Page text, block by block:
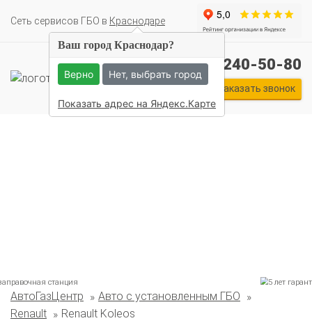
Cеть сервисов ГБО в Краснодаре
Комплекты ГБО на иномарки:
BMW Ford
+7 (861) 240-50-80
Заказать звонок
АвтоГазЦентр
Авто с установленным ГБО
Renault
Renault Koleos
Ваш город Краснодар?
Верно Нет, выбрать город
Показать адрес на Яндекс.Карте